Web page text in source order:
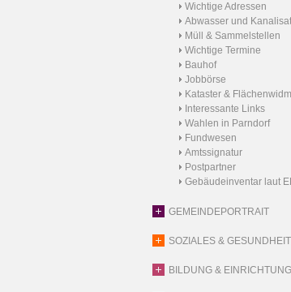
Wichtige Adressen
Abwasser und
Müll & Sammelstellen
Wichtige Termine
Bauhof
Jobbörse
Kataster &
Interessante Links
Wahlen in Parndorf
Fundwesen
Amtssignatur
Postpartner
Gebäudeinventar laut
GEMEINDEPORTRAIT
SOZIALES & GESUNDHEIT
BILDUNG &